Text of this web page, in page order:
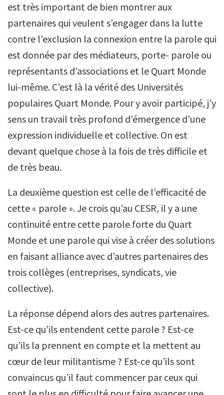
est très important de bien montrer aux
partenaires qui veulent s’engager dans la lutte
contre l’exclusion la connexion entre la parole qui
est donnée par des médiateurs, porte- parole ou
représentants d’associations et le Quart Monde
lui-même. C’est là la vérité des Universités
populaires Quart Monde. Pour y avoir participé, j’y
sens un travail très profond d’émergence d’une
expression individuelle et collective. On est
devant quelque chose à la fois de très difficile et
de très beau.
La deuxième question est celle de l’efficacité de
cette « parole ». Je crois qu’au CESR, il y a une
continuité entre cette parole forte du Quart
Monde et une parole qui vise à créer des solutions
en faisant alliance avec d’autres partenaires des
trois collèges (entreprises, syndicats, vie
collective).
La réponse dépend alors des autres partenaires.
Est-ce qu’ils entendent cette parole ? Est-ce
qu’ils la prennent en compte et la mettent au
cœur de leur militantisme ? Est-ce qu’ils sont
convaincus qu’il faut commencer par ceux qui